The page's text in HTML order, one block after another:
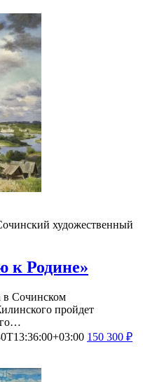
художественный
к Родине»
в Сочинском
пройдет
150 300 ₽